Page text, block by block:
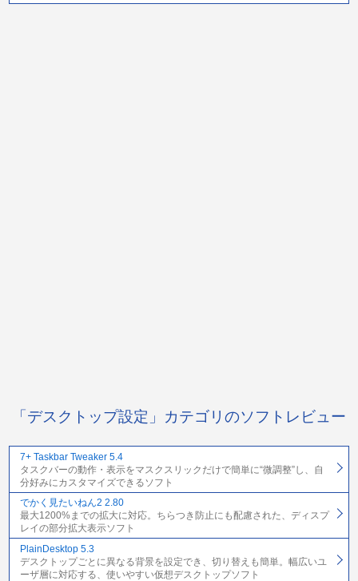
「デスクトップ設定」カテゴリのソフトレビュー
7+ Taskbar Tweaker 5.4
タスクバーの動作・表示をマスクスリックだけで簡単に“微調整”し、自
分好みにカスタマイズできるソフト
でかく見たいねん2 2.80
最大1200%までの拡大に対応。ちらつき防止にも配慮された、ディスプ
レイの部分拡大表示ソフト
PlainDesktop 5.3
デスクトップごとに異なる背景を設定でき、切り替えも簡単。幅広いユ
ーザ層に対応する、使いやすい仮想デスクトップソフト